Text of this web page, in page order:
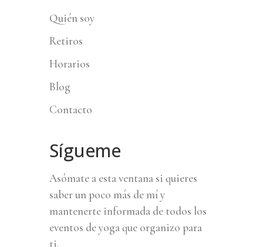
Quién soy
Retiros
Horarios
Blog
Contacto
Sígueme
Asómate a esta ventana si quieres
saber un poco más de mí y
mantenerte informada de todos los
eventos de yoga que organizo para
ti.